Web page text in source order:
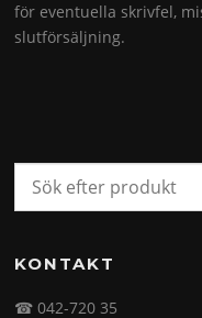
för eventuella skrivfel,
slutförsäljning.
KONTAKT
☎ 042-720 35